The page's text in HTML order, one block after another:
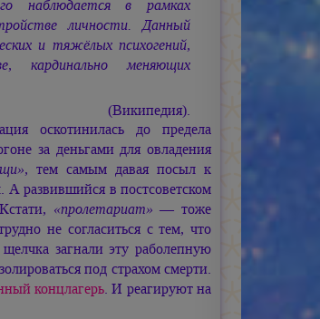
наблюдается в рамках
личности. Данный
и тяжёлых психогений,
кардинально меняющих
(Википедия).
оскотинилась до предела
за деньгами для овладения
, тем самым давая посыл к
развившийся в постсоветском
«пролетариат» — тоже
не согласиться с тем, что
загнали эту раболепную
под страхом смерти.
концлагерь. И реагируют на